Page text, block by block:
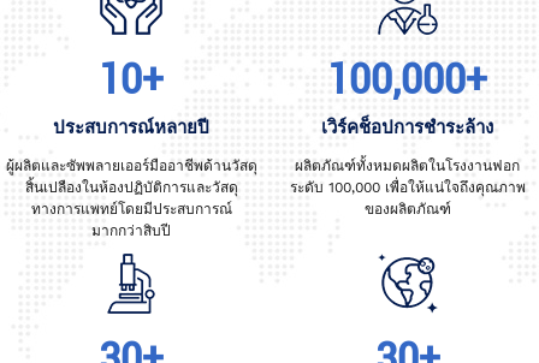
10+
ประสบการณ์หลายปี
ผู้ผลิตและซัพพลายเออร์มืออาชีพด้านวัสดุ
สิ้นเปลืองในห้องปฏิบัติการและวัสดุ
ทางการแพทย์โดยมีประสบการณ์
มากกว่าสิบปี
100,000+
เวิร์คช็อปการชำระล้าง
ผลิตภัณฑ์ทั้งหมดผลิตในโรงงานฟอก
ระดับ 100,000 เพื่อให้แน่ใจถึงคุณภาพ
ของผลิตภัณฑ์